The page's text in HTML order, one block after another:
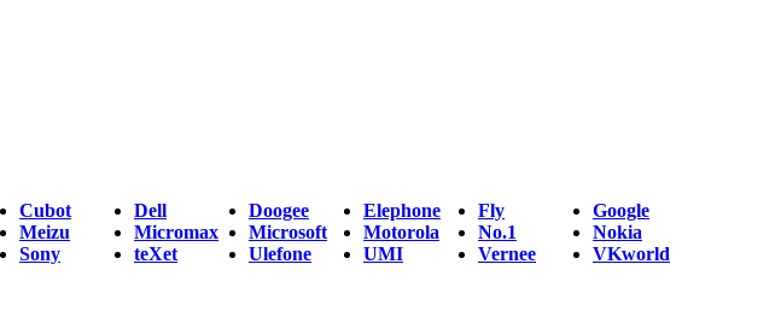
Cubot Dell Doogee Elephone Fly
Google
Meizu Micromax Microsoft Motorola No.1
Nokia
Sony teXet Ulefone UMI Vernee
VKworld